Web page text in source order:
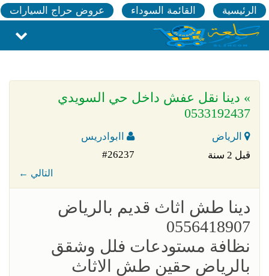
الرئيسية القائمة السوداء عروض حراج السيارات
» دينا نقل عفش داخل حي السويدي
0533192437
الرياض
اابوادريس
قبل 2 سنة
#26237
← التالي
‏دينا طش اثاث قديم بالرياض
0556418907
نظافة مستودعات فلل وشقق
بالرياض حقين طش الاثاث